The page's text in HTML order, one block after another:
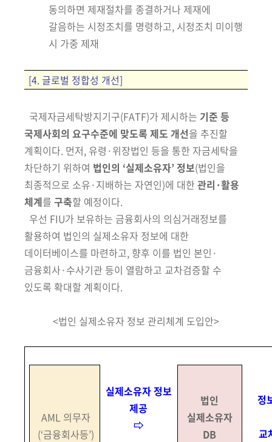
동의하면 제재절차를 종결하거나 제재에
갈음하는 시정조치를 명령하고, 시정조치 미이행
시 가중 제재
[4. 글로벌 정합성 개선]
국제자금세탁방지기구(FATF)가 제시하는 기준 등
국제사회의 요구수준에 맞도록 제도 개선을 추진할
계획이다. 먼저, 유령·위장법인 등을 통한 자금세탁을
차단하기 위하여 법인의 ‘실제소유자’ 정보(법인을
최종적으로 소유·지배하는 자연인)에 대한 관리·활용
체계를 구축할 예정이다.
우선 FIU가 보유하는 금융회사의 의심거래정보를
활용하여 법인의 실제소유자 정보에 대한
데이터베이스를 마련하고, 향후 이를 법인 본인·
금융회사·수사기관 등이 열람하고 교차검증할 수
있도록 확대할 계획이다.
<법인 실제소유자 정보 관리체계 도입안>
AML 의무자
(‘금융회사등’)
실제소유자 정보
제공
⇨
법인
실제소유자
DB
정
교